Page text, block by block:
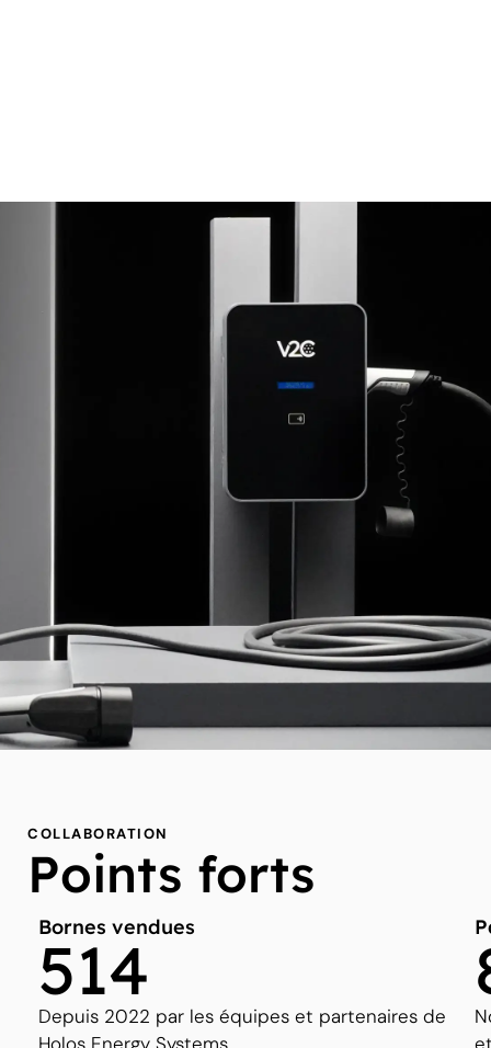
COLLABORATION
Points forts
Bornes vendues
514
Depuis 2022 par les équipes et partenaires de
Holos Energy Systems.